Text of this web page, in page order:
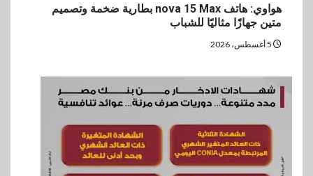
هواوي: هاتف nova 15 Max بطارية ضخمة وتصميم
متين جهازًا مثاليًا للشباب